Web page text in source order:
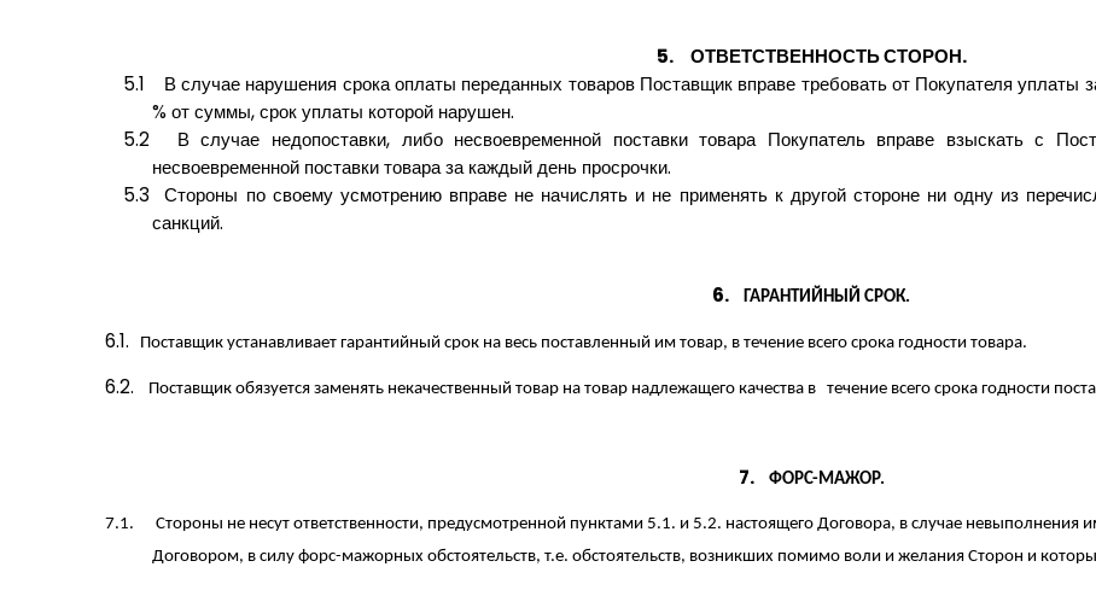
5.
ОТВЕТСТВЕННОСТЬ СТОРОН.
5.1
В случае нарушения срока оплаты переданных товаров Поставщик вправе требовать от Покупателя уплаты
% от суммы, срок уплаты которой нарушен.
5.2
В случае недопоставки, либо несвоевременной поставки товара Покупатель вправе взыскать с
несвоевременной поставки товара за каждый день просрочки.
5.3
Стороны по своему усмотрению вправе не начислять и не применять к другой стороне ни одну из
санкций.
6. ГАРАНТИЙНЫЙ СРОК.
6.1. Поставщик устанавливает гарантийный срок на весь поставленный им товар, в течение всего срока годности товара.
6.2. Поставщик обязуется заменять некачественный товар на товар надлежащего качества в течение всего срока годности
7. ФОРС-МАЖОР.
7.1.
Стороны не несут ответственности, предусмотренной пунктами 5.1. и 5.2. настоящего Договора, в случае невыполнения
Договором, в силу форс-мажорных обстоятельств, т.е. обстоятельств, возникших помимо воли и желания Сторон и